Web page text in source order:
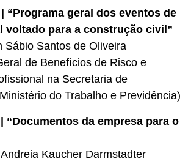
| “Programa geral dos eventos de
voltado para a construção civil”
Sábio Santos de Oliveira
de Benefícios de Risco e
na Secretaria de
do Trabalho e Previdência)
“Documentos da empresa para o
Kaucher Darmstadter